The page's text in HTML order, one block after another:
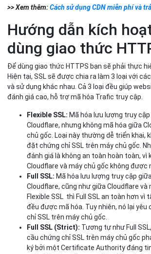
>> Xem thêm:Cách sử dụng CDN miễn phí và
Hướng dẫn kích
dùng giao thức
Để dùng giao thức HTTPS bạn sẽ phải thực
Hiện tại, SSL sẽ được chia ra làm 3 loại với
và sử dụng khác nhau. Cả 3 loại đều giúp
đánh giá cao, hỗ trợ mã hóa Trafic truy cập.
Flexible SSL: Mã hóa lưu lượng truy
Cloudflare, nhưng không mã hóa giữa
chủ gốc. Loại này thường dễ triển khai,
đặt chứng chỉ SSL trên máy chủ gốc.
đánh giá là không an toàn hoàn toàn, vì
Cloudflare và máy chủ gốc không được
Full SSL: Mã hóa lưu lượng truy cập
Cloudflare, cũng như giữa Cloudflare và
Flexible SSL thì Full SSL an toàn hơn vì
đều được mã hóa. Tuy nhiên, nó lại yêu
chỉ SSL trên máy chủ gốc.
Full SSL (Strict): Tương tự như Full
cầu chứng chỉ SSL trên máy chủ gốc
ký bởi một Certificate Authority đáng